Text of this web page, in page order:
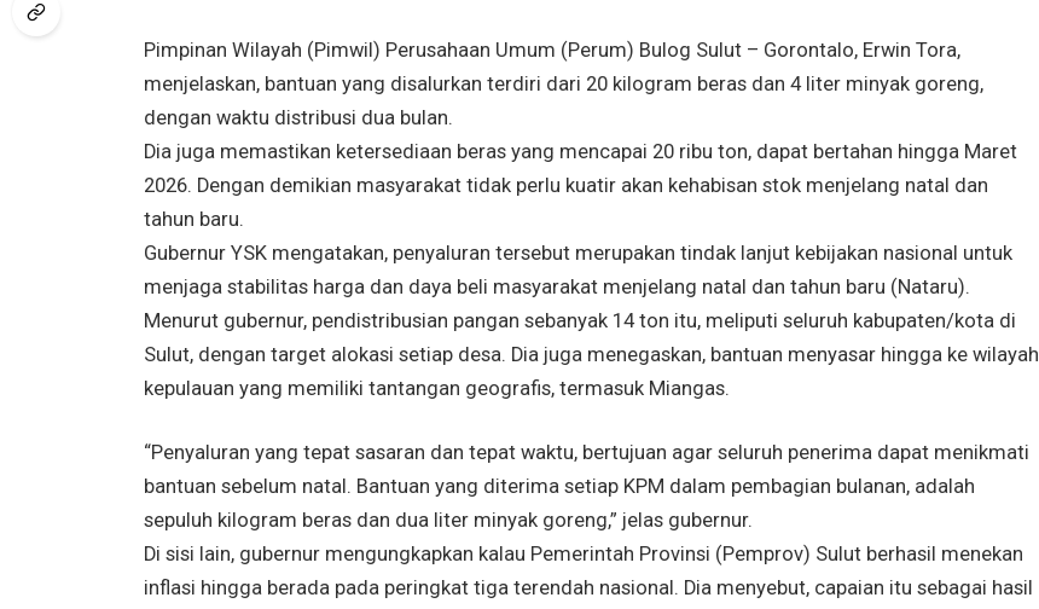
Pimpinan Wilayah (Pimwil) Perusahaan Umum (Perum) Bulog Sulut – Gorontalo, Erwin Tora,
menjelaskan, bantuan yang disalurkan terdiri dari 20 kilogram beras dan 4 liter minyak goreng,
dengan waktu distribusi dua bulan.
Dia juga memastikan ketersediaan beras yang mencapai 20 ribu ton, dapat bertahan hingga Maret
2026. Dengan demikian masyarakat tidak perlu kuatir akan kehabisan stok menjelang natal dan
tahun baru.
Gubernur YSK mengatakan, penyaluran tersebut merupakan tindak lanjut kebijakan nasional untuk
menjaga stabilitas harga dan daya beli masyarakat menjelang natal dan tahun baru (Nataru).
Menurut gubernur, pendistribusian pangan sebanyak 14 ton itu, meliputi seluruh kabupaten/kota di
Sulut, dengan target alokasi setiap desa. Dia juga menegaskan, bantuan menyasar hingga ke wilayah
kepulauan yang memiliki tantangan geografis, termasuk Miangas.
“Penyaluran yang tepat sasaran dan tepat waktu, bertujuan agar seluruh penerima dapat menikmati
bantuan sebelum natal. Bantuan yang diterima setiap KPM dalam pembagian bulanan, adalah
sepuluh kilogram beras dan dua liter minyak goreng,” jelas gubernur.
Di sisi lain, gubernur mengungkapkan kalau Pemerintah Provinsi (Pemprov) Sulut berhasil menekan
inflasi hingga berada pada peringkat tiga terendah nasional. Dia menyebut, capaian itu sebagai hasil